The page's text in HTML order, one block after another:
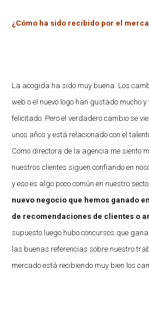
¿Cómo ha sido recibido por el
La acogida ha sido muy buena. Los
web o el nuevo logo han gustado mucho
felicitado. Pero el verdadero cambio se
unos años y está relacionado con el
Como directora de la agencia me siento
nuestros clientes siguen confiando en
y eso es algo poco común en nuestro
nuevo negocio que hemos ganado
de recomendaciones de clientes o
supuesto luego hubo concursos que
las buenas referencias sobre nuestro
mercado está recibiendo muy bien los